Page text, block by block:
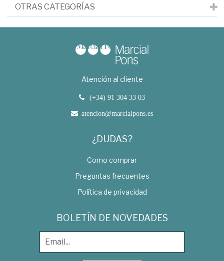
OTRAS CATEGORÍAS
Atención al cliente
(+34) 91 304 33 03
atencion@marcialpons.es
¿DUDAS?
Como comprar
Preguntas frecuentes
Política de privacidad
BOLETÍN DE NOVEDADES